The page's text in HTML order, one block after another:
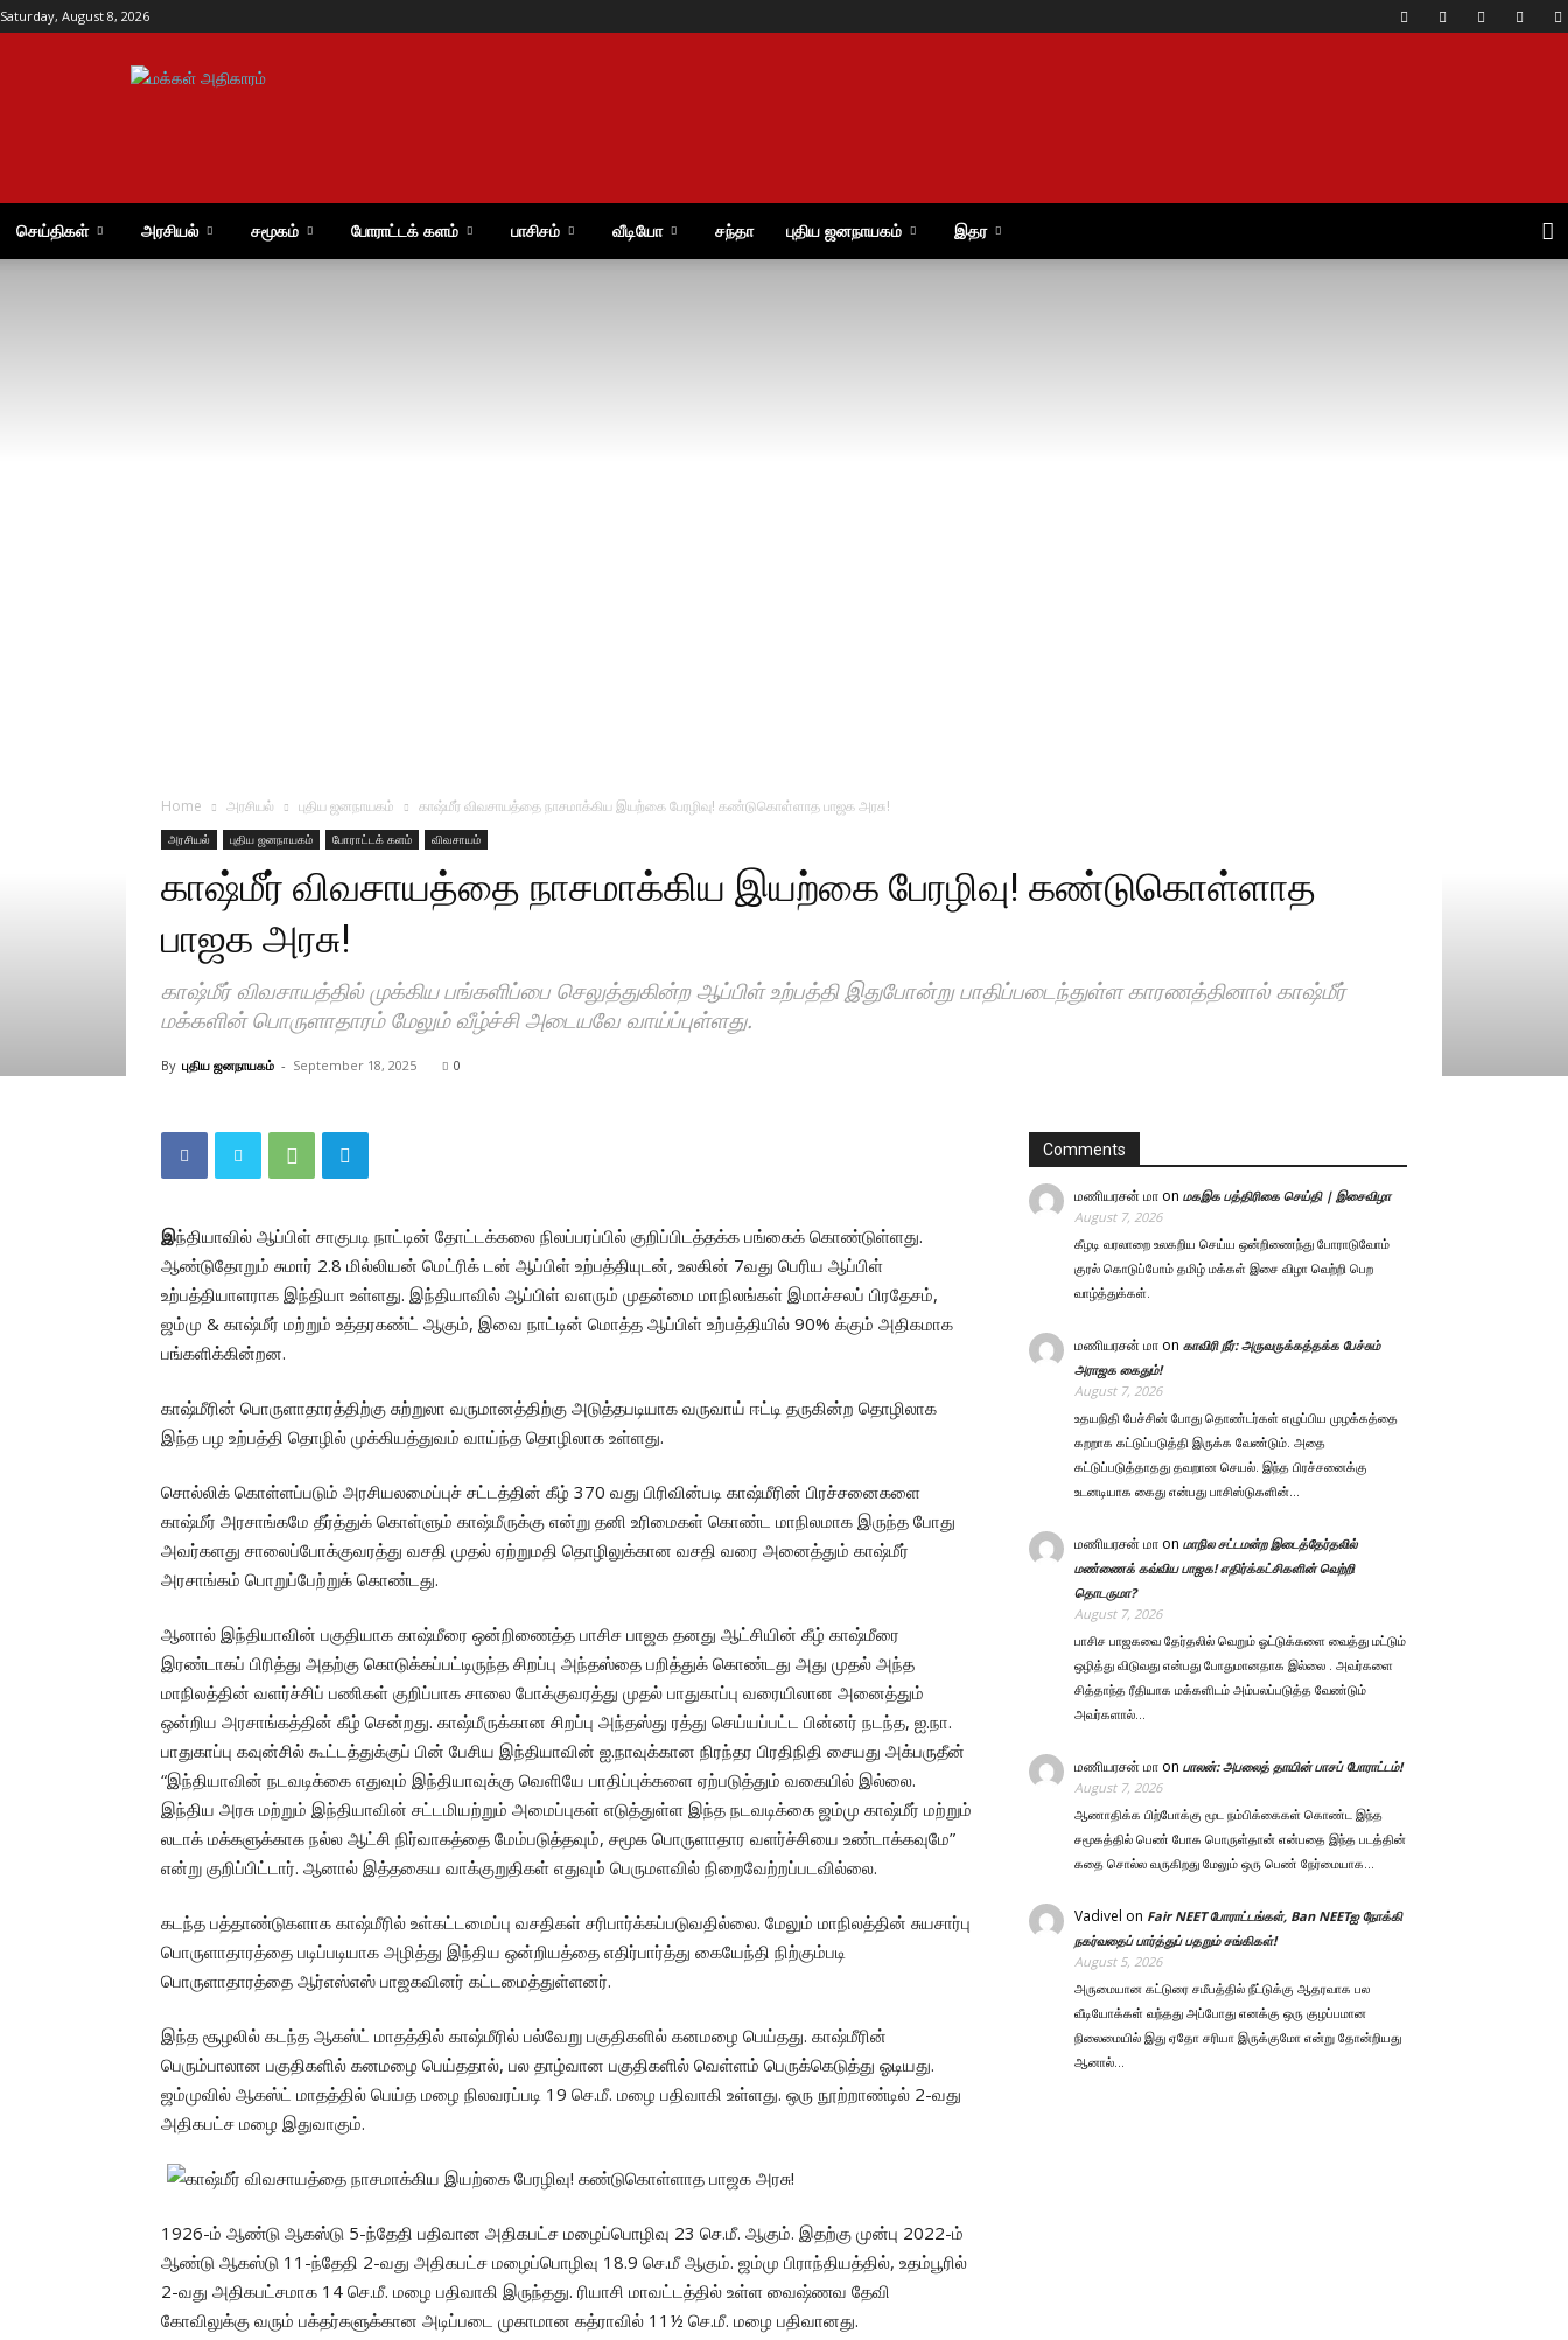
Saturday, August 8, 2026
மக்கள்
செய்திகள் அரசியல் சமூகம் போராட்டக் களம் பாசிசம் வீடியோ சந்தா புதிய ஜனநாயகம் இதர
Home அரசியல் புதிய ஜனநாயகம் காஷ்மீர் விவசாயத்தை நாசமாக்கிய இயற்கை பேரழிவு! கண்டுகொள்ளாத பாஜக அரசு!
அரசியல் புதிய ஜனநாயகம் போராட்டக் களம் விவசாயம்
காஷ்மீர் விவசாயத்தை நாசமாக்கிய இயற்கை பேரழிவு! கண்டுகொள்ளாத
பாஜக அரசு!
காஷ்மீர் விவசாயத்தில் முக்கிய பங்களிப்பை செலுத்துகின்ற ஆப்பிள் உற்பத்தி இதுபோன்று பாதிப்படைந்துள்ள காரணத்தினால் காஷ்மீர்
மக்களின் பொருளாதாரம் மேலும் வீழ்ச்சி அடையவே வாய்ப்புள்ளது.
By புதிய ஜனநாயகம் - September 18, 2025 0
இந்தியாவில் ஆப்பிள் சாகுபடி நாட்டின் தோட்டக்கலை நிலப்பரப்பில் குறிப்பிடத்தக்க பங்கைக் கொண்டுள்ளது.
ஆண்டுதோறும் சுமார் 2.8 மில்லியன் மெட்ரிக் டன் ஆப்பிள் உற்பத்தியுடன், உலகின் 7வது பெரிய ஆப்பிள்
உற்பத்தியாளராக இந்தியா உள்ளது. இந்தியாவில் ஆப்பிள் வளரும் முதன்மை மாநிலங்கள் இமாச்சலப் பிரதேசம்,
ஜம்மு & காஷ்மீர் மற்றும் உத்தரகண்ட் ஆகும், இவை நாட்டின் மொத்த ஆப்பிள் உற்பத்தியில் 90% க்கும் அதிகமாக
பங்களிக்கின்றன.
காஷ்மீரின் பொருளாதாரத்திற்கு சுற்றுலா வருமானத்திற்கு அடுத்தபடியாக வருவாய் ஈட்டி தருகின்ற தொழிலாக
இந்த பழ உற்பத்தி தொழில் முக்கியத்துவம் வாய்ந்த தொழிலாக உள்ளது.
சொல்லிக் கொள்ளப்படும் அரசியலமைப்புச் சட்டத்தின் கீழ் 370 வது பிரிவின்படி காஷ்மீரின் பிரச்சனைகளை
காஷ்மீர் அரசாங்கமே தீர்த்துக் கொள்ளும் காஷ்மீருக்கு என்று தனி உரிமைகள் கொண்ட மாநிலமாக இருந்த போது
அவர்களது சாலைப்போக்குவரத்து வசதி முதல் ஏற்றுமதி தொழிலுக்கான வசதி வரை அனைத்தும் காஷ்மீர்
அரசாங்கம் பொறுப்பேற்றுக் கொண்டது.
ஆனால் இந்தியாவின் பகுதியாக காஷ்மீரை ஒன்றிணைத்த பாசிச பாஜக தனது ஆட்சியின் கீழ் காஷ்மீரை
இரண்டாகப் பிரித்து அதற்கு கொடுக்கப்பட்டிருந்த சிறப்பு அந்தஸ்தை பறித்துக் கொண்டது அது முதல் அந்த
மாநிலத்தின் வளர்ச்சிப் பணிகள் குறிப்பாக சாலை போக்குவரத்து முதல் பாதுகாப்பு வரையிலான அனைத்தும்
ஒன்றிய அரசாங்கத்தின் கீழ் சென்றது. காஷ்மீருக்கான சிறப்பு அந்தஸ்து ரத்து செய்யப்பட்ட பின்னர் நடந்த, ஐ.நா.
பாதுகாப்பு கவுன்சில் கூட்டத்துக்குப் பின் பேசிய இந்தியாவின் ஐ.நாவுக்கான நிரந்தர பிரதிநிதி சையது அக்பருதீன்
“இந்தியாவின் நடவடிக்கை எதுவும் இந்தியாவுக்கு வெளியே பாதிப்புக்களை ஏற்படுத்தும் வகையில் இல்லை.
இந்திய அரசு மற்றும் இந்தியாவின் சட்டமியற்றும் அமைப்புகள் எடுத்துள்ள இந்த நடவடிக்கை ஜம்மு காஷ்மீர் மற்றும்
லடாக் மக்களுக்காக நல்ல ஆட்சி நிர்வாகத்தை மேம்படுத்தவும், சமூக பொருளாதார வளர்ச்சியை உண்டாக்கவுமே”
என்று குறிப்பிட்டார். ஆனால் இத்தகைய வாக்குறுதிகள் எதுவும் பெருமளவில் நிறைவேற்றப்படவில்லை.
கடந்த பத்தாண்டுகளாக காஷ்மீரில் உள்கட்டமைப்பு வசதிகள் சரிபார்க்கப்படுவதில்லை. மேலும் மாநிலத்தின் சுயசார்பு
பொருளாதாரத்தை படிப்படியாக அழித்து இந்திய ஒன்றியத்தை எதிர்பார்த்து கையேந்தி நிற்கும்படி
பொருளாதாரத்தை ஆர்எஸ்எஸ் பாஜகவினர் கட்டமைத்துள்ளனர்.
இந்த சூழலில் கடந்த ஆகஸ்ட் மாதத்தில் காஷ்மீரில் பல்வேறு பகுதிகளில் கனமழை பெய்தது. காஷ்மீரின்
பெரும்பாலான பகுதிகளில் கனமழை பெய்ததால், பல தாழ்வான பகுதிகளில் வெள்ளம் பெருக்கெடுத்து ஓடியது.
ஜம்முவில் ஆகஸ்ட் மாதத்தில் பெய்த மழை நிலவரப்படி 19 செ.மீ. மழை பதிவாகி உள்ளது. ஒரு நூற்றாண்டில் 2-வது
அதிகபட்ச மழை இதுவாகும்.
1926-ம் ஆண்டு ஆகஸ்டு 5-ந்தேதி பதிவான அதிகபட்ச மழைப்பொழிவு 23 செ.மீ. ஆகும். இதற்கு முன்பு 2022-ம்
ஆண்டு ஆகஸ்டு 11-ந்தேதி 2-வது அதிகபட்ச மழைப்பொழிவு 18.9 செ.மீ ஆகும். ஜம்மு பிராந்தியத்தில், உதம்பூரில்
2-வது அதிகபட்சமாக 14 செ.மீ. மழை பதிவாகி இருந்தது. ரியாசி மாவட்டத்தில் உள்ள வைஷ்ணவ தேவி
கோவிலுக்கு வரும் பக்தர்களுக்கான அடிப்படை முகாமான கத்ராவில் 11½ செ.மீ. மழை பதிவானது.
Comments
மணியரசன் மா on மகஇக பத்திரிகை செய்தி | இசைவிழா
August 7, 2026
கீழடி வரலாறை உலகறிய செய்ய ஒன்றிணைந்து போராடுவோம்
குரல் கொடுப்போம் தமிழ் மக்கள் இசை விழா வெற்றி பெற
வாழ்த்துக்கள்.
மணியரசன் மா on காவிரி நீர்: அருவருக்கத்தக்க பேச்சும்
அராஜக கைதும்!
August 7, 2026
உதயநிதி பேச்சின் போது தொண்டர்கள் எழுப்பிய முழக்கத்தை
கறறாக கட்டுப்படுத்தி இருக்க வேண்டும். அதை
கட்டுப்படுத்தாதது தவறான செயல். இந்த பிரச்சனைக்கு
உடனடியாக கைது என்பது பாசிஸ்டுகளின்…
மணியரசன் மா on மாநில சட்டமன்ற இடைத்தேர்தலில்
மண்ணைக் கவ்விய பாஜக! எதிர்க்கட்சிகளின் வெற்றி
தொடருமா?
August 7, 2026
பாசிச பாஜகவை தேர்தலில் வெறும் ஓட்டுக்களை வைத்து மட்டும்
ஒழித்து விடுவது என்பது போதுமானதாக இல்லை . அவர்களை
சித்தாந்த ரீதியாக மக்களிடம் அம்பலப்படுத்த வேண்டும்
அவர்களால்…
மணியரசன் மா on பாலன்: அபலைத் தாயின் பாசப் போராட்டம்!
August 7, 2026
ஆணாதிக்க பிற்போக்கு மூட நம்பிக்கைகள் கொண்ட இந்த
சமூகத்தில் பெண் போக பொருள்தான் என்பதை இந்த படத்தின்
கதை சொல்ல வருகிறது மேலும் ஒரு பெண் நேர்மையாக…
Vadivel on Fair NEET போராட்டங்கள், Ban NEETஐ நோக்கி
நகர்வதைப் பார்த்துப் பதறும் சங்கிகள்!
August 5, 2026
அருமையான கட்டுரை சமீபத்தில் நீட்டுக்கு ஆதரவாக பல
வீடியோக்கள் வந்தது அப்போது எனக்கு ஒரு குழப்பமான
நிலைமையில் இது ஏதோ சரியா இருக்குமோ என்று தோன்றியது
ஆனால்…